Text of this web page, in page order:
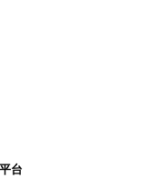
台